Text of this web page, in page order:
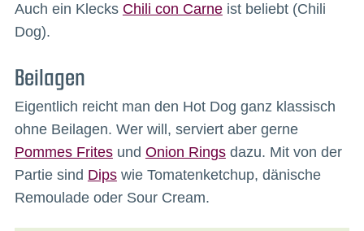
Auch ein Klecks Chili con Carneist beliebt (Chili
Dog).
Beilagen
Eigentlich reicht man den Hot Dog ganz klassisch
ohne Beilagen. Wer will, serviert aber gerne
Pommes Fritesund Onion Ringsdazu. Mit von der
Partie sind Dipswie Tomatenketchup, dänische
Remoulade oder Sour Cream.